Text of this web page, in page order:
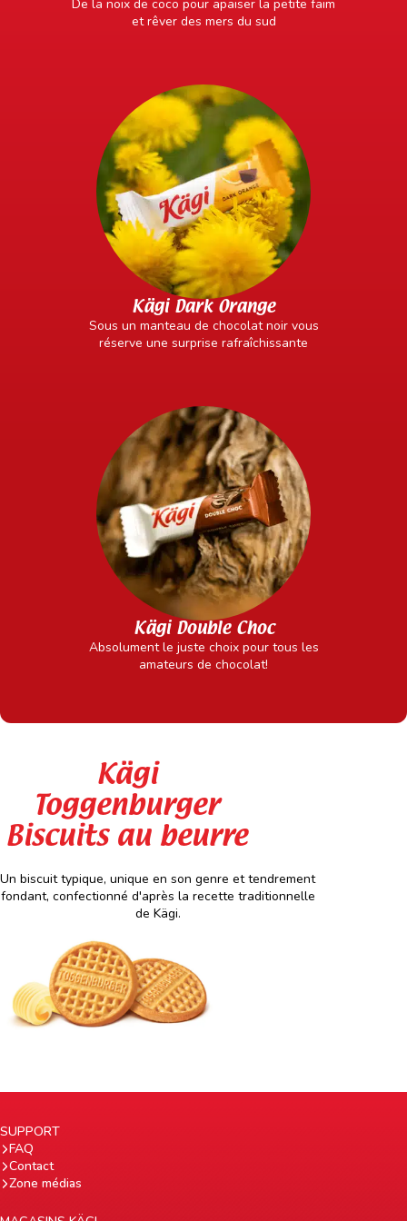
De la noix de coco pour apaiser la petite faim
et rêver des mers du sud
Kägi Dark Orange
Sous un manteau de chocolat noir vous
réserve une surprise rafraîchissante
Kägi Double Choc
Absolument le juste choix pour tous les
amateurs de chocolat!
Kägi
Toggenburger
Biscuits au beurre
Un biscuit typique, unique en son genre et tendrement
fondant, confectionné d'après la recette traditionnelle
de Kägi.
SUPPORT
FAQ
Contact
Zone médias